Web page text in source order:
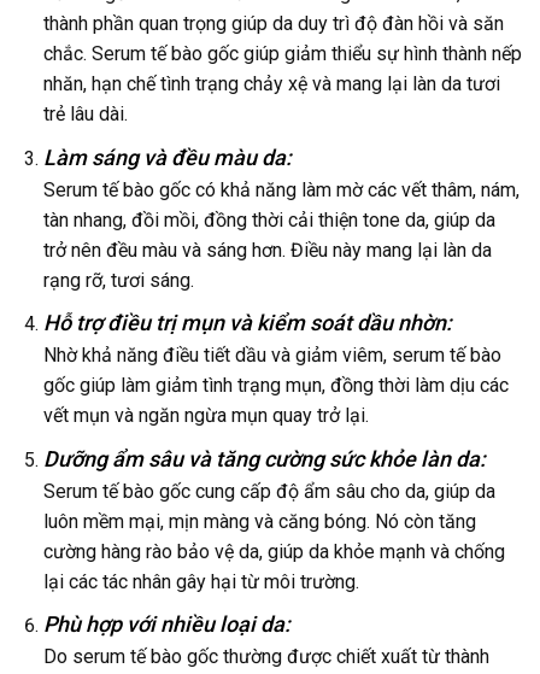
thành phần quan trọng giúp da duy trì độ đàn hồi và săn
chắc. Serum tế bào gốc giúp giảm thiểu sự hình thành nếp
nhăn, hạn chế tình trạng chảy xệ và mang lại làn da tươi
trẻ lâu dài.
Làm sáng và đều màu da:
Serum tế bào gốc có khả năng làm mờ các vết thâm, nám,
tàn nhang, đồi mồi, đồng thời cải thiện tone da, giúp da
trở nên đều màu và sáng hơn. Điều này mang lại làn da
rạng rỡ, tươi sáng.
Hỗ trợ điều trị mụn và kiểm soát dầu nhờn:
Nhờ khả năng điều tiết dầu và giảm viêm, serum tế bào
gốc giúp làm giảm tình trạng mụn, đồng thời làm dịu các
vết mụn và ngăn ngừa mụn quay trở lại.
Dưỡng ẩm sâu và tăng cường sức khỏe làn da:
Serum tế bào gốc cung cấp độ ẩm sâu cho da, giúp da
luôn mềm mại, mịn màng và căng bóng. Nó còn tăng
cường hàng rào bảo vệ da, giúp da khỏe mạnh và chống
lại các tác nhân gây hại từ môi trường.
Phù hợp với nhiều loại da:
Do serum tế bào gốc thường được chiết xuất từ thành